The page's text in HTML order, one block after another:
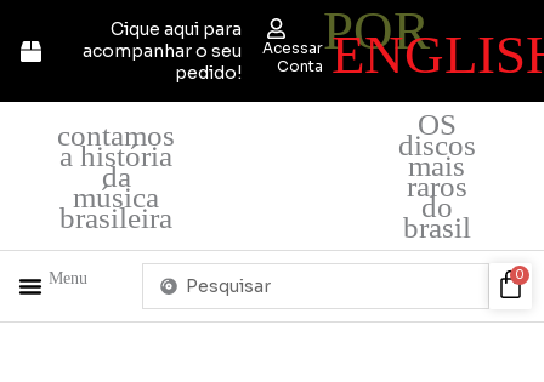
para
Cique aqui para
acompanhar o seu
pedido!
Acessar
Conta
POR
contamos
a história
da
música
brasileira
OS
discos
mais
raros
do
brasil
Menu
Pesquisar
0